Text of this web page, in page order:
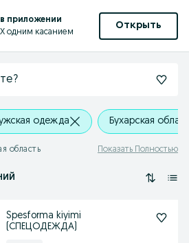
приложении
одним касанием
Открыть
одежда Бухарская
область Показать Полностью
Spesforma kiyimi
(СПЕЦОДЕЖДА)